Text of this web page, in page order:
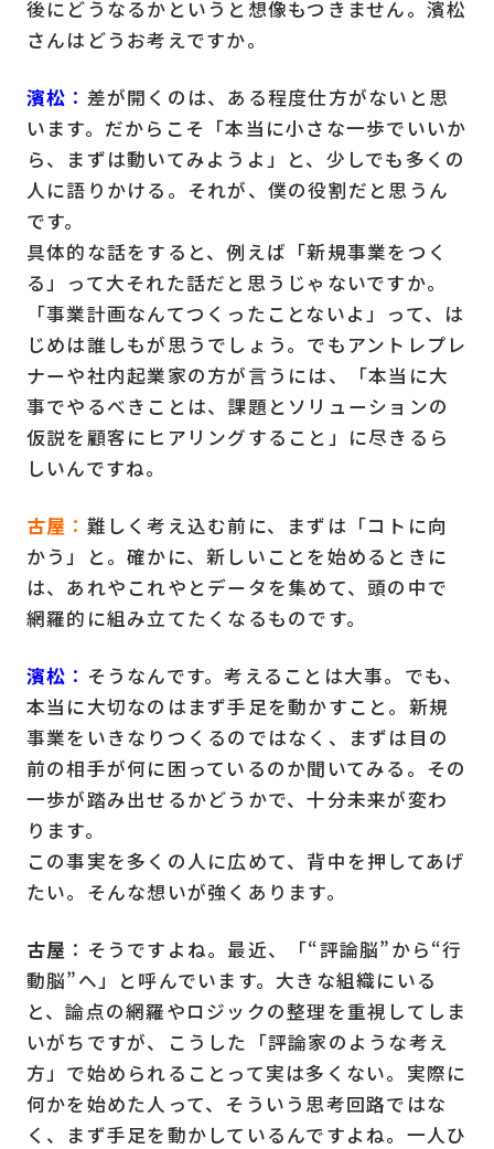
後にどうなるかというと想像もつきません。濱松
さんはどうお考えですか。
濱松 ： 差が開くのは、ある程度仕方がないと思
います。だからこそ「本当に小さな一歩でいいか
ら、まずは動いてみようよ」と、少しでも多くの
人に語りかける。それが、僕の役割だと思うん
です。
具体的な話をすると、例えば「新規事業をつく
る」って大それた話だと思うじゃないですか。
「事業計画なんてつくったことないよ」って、は
じめは誰しもが思うでしょう。でもアントレプレ
ナーや社内起業家の方が言うには、「本当に大
事でやるべきことは、課題とソリューションの
仮説を顧客にヒアリングすること」に尽きるら
しいんですね。
古屋 ： 難しく考え込む前に、まずは「コトに向
かう」と。確かに、新しいことを始めるときに
は、あれやこれやとデータを集めて、頭の中で
網羅的に組み立てたくなるものです。
濱松 ： そうなんです。考えることは大事。でも、
本当に大切なのはまず手足を動かすこと。新規
事業をいきなりつくるのではなく、まずは目の
前の相手が何に困っているのか聞いてみる。その
一歩が踏み出せるかどうかで、十分未来が変わ
ります。
この事実を多くの人に広めて、背中を押してあげ
たい。そんな想いが強くあります。
古屋 ：そうですよね。最近、「“評論脳”から“行
動脳”へ」と呼んでいます。大きな組織にいる
と、論点の網羅やロジックの整理を重視してしま
いがちですが、こうした「評論家のような考え
方」で始められることって実は多くない。実際に
何かを始めた人って、そういう思考回路ではな
く、まず手足を動かしているんですよね。一人ひ